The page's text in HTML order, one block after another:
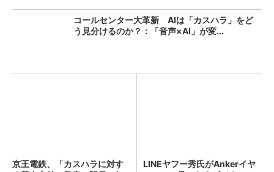
コールセンター大革新 AIは「カスハラ」をど
う見分けるのか？：「音声×AI」が変...
京王電鉄、「カスハラに対す
LINEヤフー秀氏がAnkerイヤ